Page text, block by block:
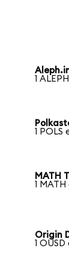
1
1 POLS
MATH
1
Origin
1